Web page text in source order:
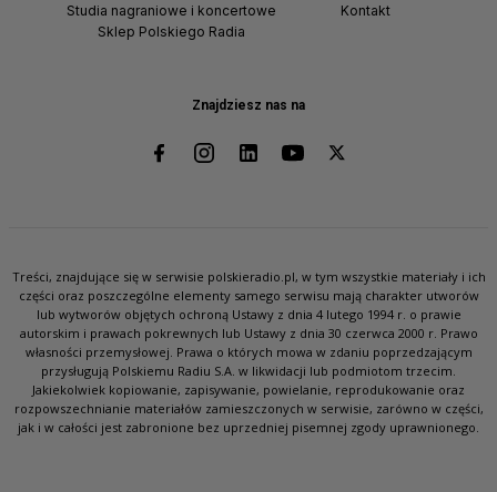
Znajdziesz nas na
Studia nagraniowe i koncertowe
Sklep Polskiego Radia
Kontakt
Treści, znajdujące się w serwisie polskieradio.pl, w tym wszystkie materiały i ich
części oraz poszczególne elementy samego serwisu mają charakter utworów
lub wytworów objętych ochroną Ustawy z dnia 4 lutego 1994 r. o prawie
autorskim i prawach pokrewnych lub Ustawy z dnia 30 czerwca 2000 r. Prawo
własności przemysłowej. Prawa o których mowa w zdaniu poprzedzającym
przysługują Polskiemu Radiu S.A. w likwidacji lub podmiotom trzecim.
Jakiekolwiek kopiowanie, zapisywanie, powielanie, reprodukowanie oraz
rozpowszechnianie materiałów zamieszczonych w serwisie, zarówno w części,
jak i w całości jest zabronione bez uprzedniej pisemnej zgody uprawnionego.